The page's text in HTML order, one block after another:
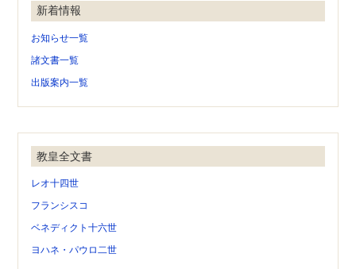
新着情報
お知らせ一覧
諸文書一覧
出版案内一覧
教皇全文書
レオ十四世
フランシスコ
ベネディクト十六世
ヨハネ・パウロ二世